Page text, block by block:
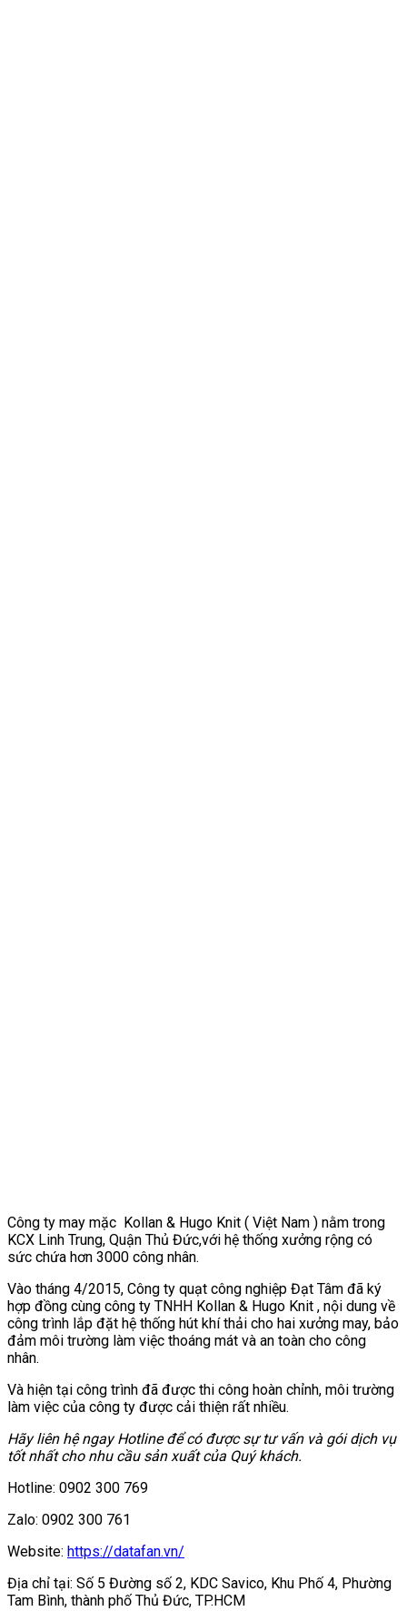
Công ty may mặc Kollan & Hugo Knit ( Việt Nam ) nằm trong
KCX Linh Trung, Quận Thủ Đức,với hệ thống xưởng rộng có
sức chứa hơn 3000 công nhân.
Vào tháng 4/2015, Công ty quạt công nghiệp Đạt Tâm đã ký
hợp đồng cùng công ty TNHH Kollan & Hugo Knit , nội dung về
công trình lắp đặt hệ thống hút khí thải cho hai xưởng may, bảo
đảm môi trường làm việc thoáng mát và an toàn cho công
nhân.
Và hiện tại công trình đã được thi công hoàn chỉnh, môi trường
làm việc của công ty được cải thiện rất nhiều.
Hãy liên hệ ngay Hotline để có được sự tư vấn và gói dịch vụ
tốt nhất cho nhu cầu sản xuất của Quý khách.
Hotline: 0902 300 769
Zalo: 0902 300 761
Website: https://datafan.vn/
Địa chỉ tại: Số 5 Đường số 2, KDC Savico, Khu Phố 4, Phường
Tam Bình, thành phố Thủ Đức, TP.HCM